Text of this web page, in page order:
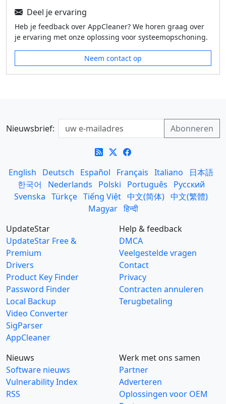
Deel je ervaring
Heb je feedback over AppCleaner? We horen graag over
je ervaring met onze oplossing voor systeemopschoning.
Neem contact op
Nieuwsbrief:
English Deutsch Español Français Italiano
日本語
한국어
Nederlands Polski Português
Русский
Svenska Türkçe Tiếng Việt 中文(简体) 中文(繁體)
Magyar हिन्दी
UpdateStar
UpdateStar Free &
Premium
Drivers
Product Key Finder
Password Finder
Local Backup
Video Converter
SigParser
AppCleaner
Help & feedback
DMCA
Veelgestelde vragen
Contact
Privacy
Contracten annuleren
Terugbetaling
Nieuws
Software nieuws
Vulnerability Index
RSS
Werk met ons samen
Partner
Adverteren
Oplossingen voor OEM